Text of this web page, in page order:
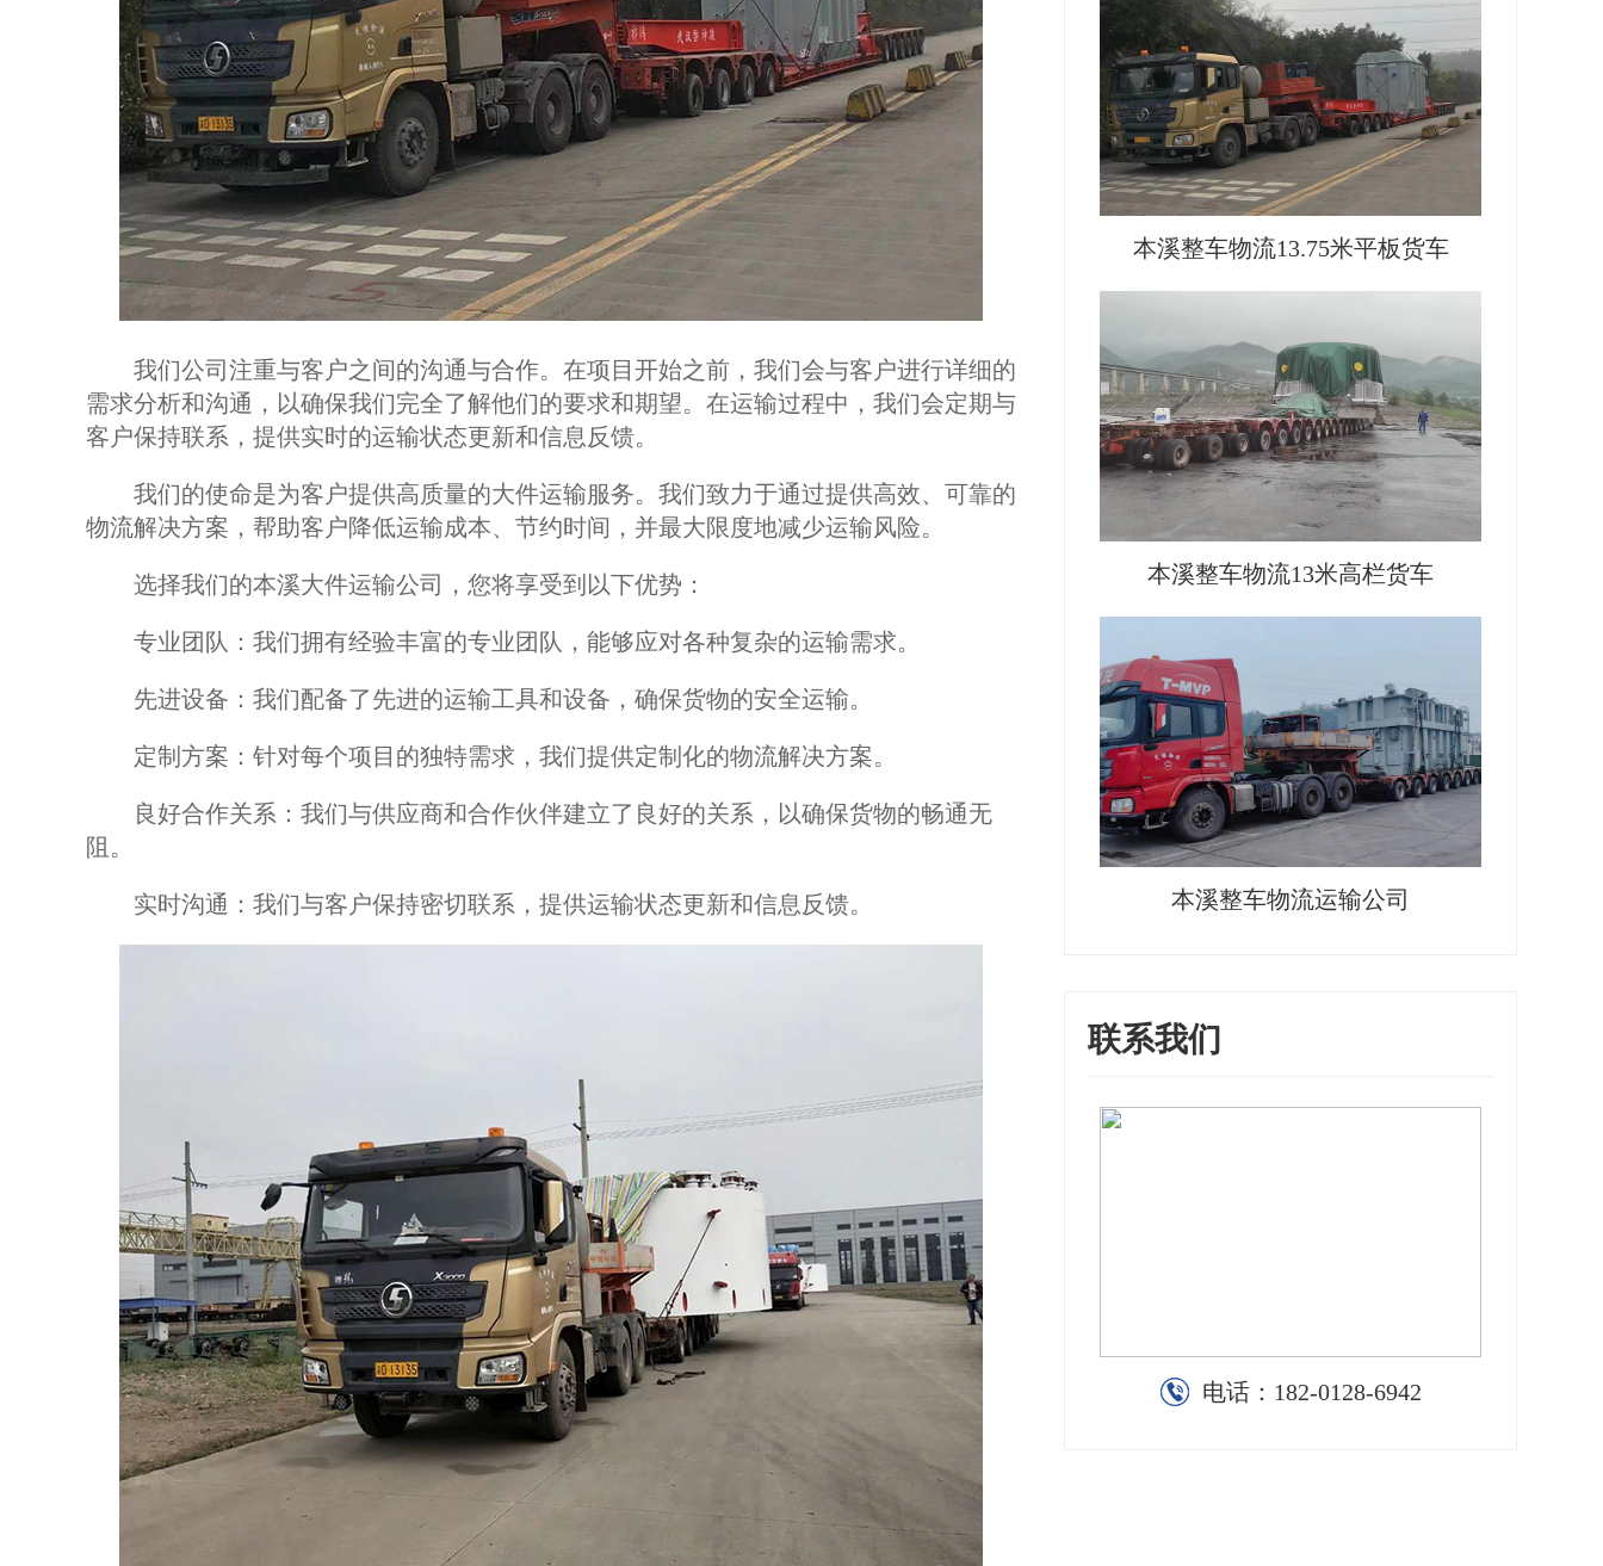
我们公司注重与客户之间的沟通与合作。在项目开始之前，我们会与客户进行详细的
需求分析和沟通，以确保我们完全了解他们的要求和期望。在运输过程中，我们会定期与
客户保持联系，提供实时的运输状态更新和信息反馈。
我们的使命是为客户提供高质量的大件运输服务。我们致力于通过提供高效、可靠的
物流解决方案，帮助客户降低运输成本、节约时间，并最大限度地减少运输风险。
选择我们的本溪大件运输公司，您将享受到以下优势：
专业团队：我们拥有经验丰富的专业团队，能够应对各种复杂的运输需求。
先进设备：我们配备了先进的运输工具和设备，确保货物的安全运输。
定制方案：针对每个项目的独特需求，我们提供定制化的物流解决方案。
良好合作关系：我们与供应商和合作伙伴建立了良好的关系，以确保货物的畅通无
阻。
实时沟通：我们与客户保持密切联系，提供运输状态更新和信息反馈。
本溪整车物流13.75米平板货车
本溪整车物流13米高栏货车
本溪整车物流运输公司
联系我们
电话： 182-0128-6942